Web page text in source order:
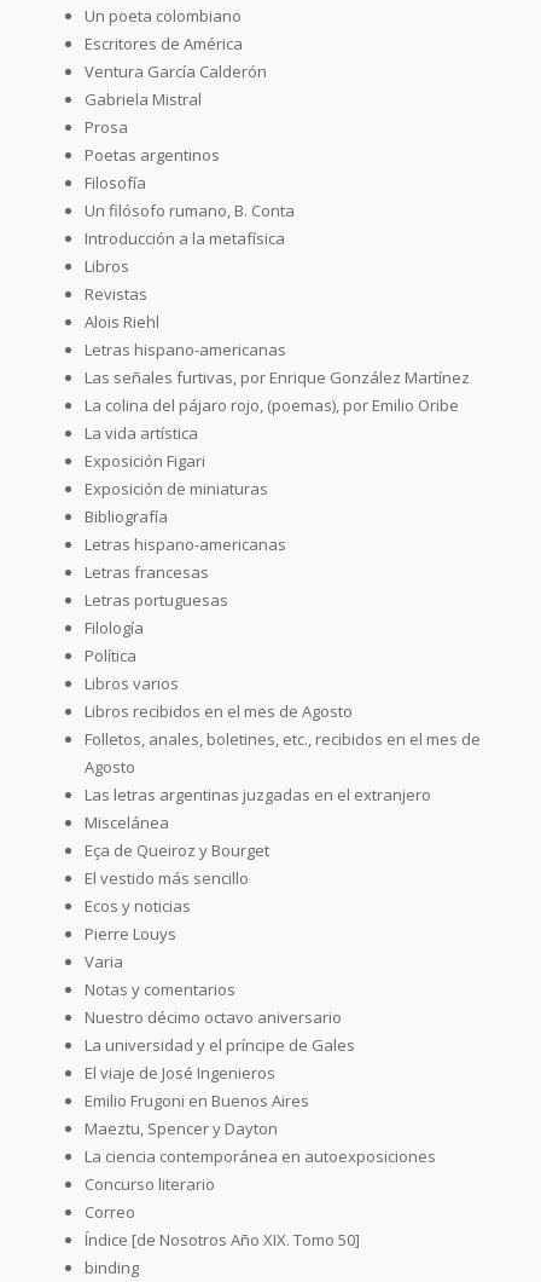
Un poeta colombiano
Escritores de América
Ventura García Calderón
Gabriela Mistral
Prosa
Poetas argentinos
Filosofía
Un filósofo rumano, B. Conta
Introducción a la metafísica
Libros
Revistas
Alois Riehl
Letras hispano-americanas
Las señales furtivas, por Enrique González Martínez
La colina del pájaro rojo, (poemas), por Emilio Oribe
La vida artística
Exposición Figari
Exposición de miniaturas
Bibliografía
Letras hispano-americanas
Letras francesas
Letras portuguesas
Filología
Política
Libros varios
Libros recibidos en el mes de Agosto
Folletos, anales, boletines, etc., recibidos en el mes de
Agosto
Las letras argentinas juzgadas en el extranjero
Miscelánea
Eça de Queiroz y Bourget
El vestido más sencillo
Ecos y noticias
Pierre Louys
Varia
Notas y comentarios
Nuestro décimo octavo aniversario
La universidad y el príncipe de Gales
El viaje de José Ingenieros
Emilio Frugoni en Buenos Aires
Maeztu, Spencer y Dayton
La ciencia contemporánea en autoexposiciones
Concurso literario
Correo
Índice [de Nosotros Año XIX. Tomo 50]
binding